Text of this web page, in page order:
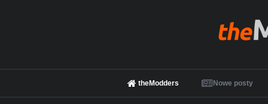
theModders Nowe posty